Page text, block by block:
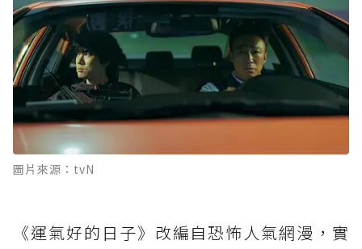
圖片來源：tvN
《運氣好的日子》改編自恐怖人氣網漫，實